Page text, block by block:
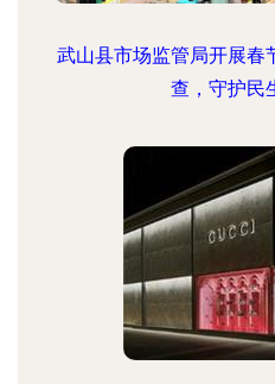
武山县市场监管局开展春
查，守护民